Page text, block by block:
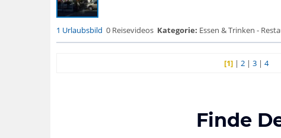
1 Urlaubsbild 0 Reisevideos Kategorie: Essen & Trinken -
[1]| 2| 3| 4
Finde